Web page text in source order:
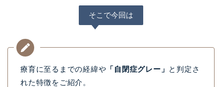
そこで今回は
療育に至るまでの経緯や 「自閉症グレー」 と判定さ
れた特徴をご紹介。